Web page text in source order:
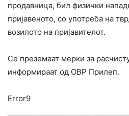
продавница, бил физички
пријавеното, со употреба на
возилото на пријавителот.
Се преземаат мерки за
информираат од ОВР Прилеп.
Error9